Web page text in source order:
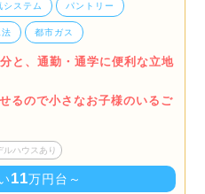
ステム パントリー
都市ガス
と、通勤・通学に便利な立地
るので小さなお子様のいるご
ルハウスあり
11万円台～